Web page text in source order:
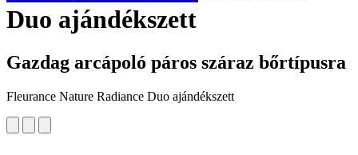
Duo ajándékszett
Gazdag arcápoló páros száraz bőrtípusra
Fleurance Nature Radiance Duo ajándékszett